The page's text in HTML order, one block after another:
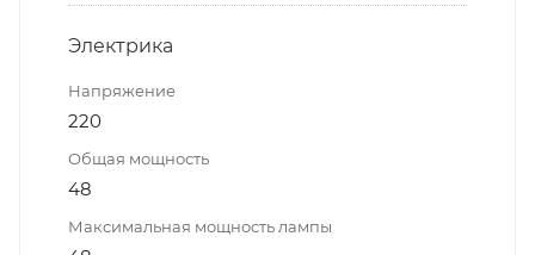
Электрика
Напряжение
220
Общая мощность
48
Максимальная мощность лампы